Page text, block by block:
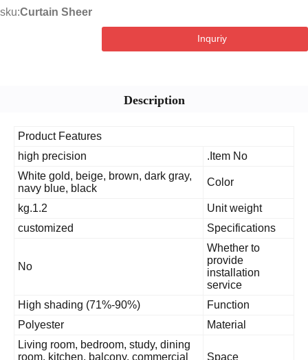
sku:Curtain Sheer
Description
Product Features
Item No.
high precision
White gold, beige, brown, dark gray,
navy blue, black
Unit weight
Specifications
customized
Whether to
provide
installation
service
Function
High shading (71%-90%)
Material
Polyester
Living room, bedroom, study, dining
room, kitchen, balcony, commercial